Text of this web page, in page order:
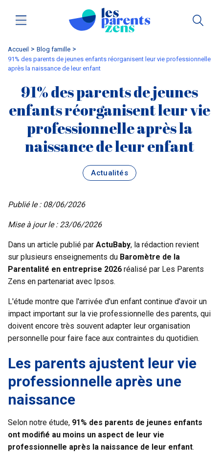
Accueil
blog famille
91% des parents de jeunes enfants réorganisent leur vie professionnelle
après la naissance de leur enfant
91% des parents de jeunes
enfants réorganisent leur vie
professionnelle après la
naissance de leur enfant
Actualités
Publié le : 08/06/2026
Mise à jour le : 23/06/2026
Dans un article publié par ActuBaby, la rédaction revient
sur plusieurs enseignements du Baromètre de la
Parentalité en entreprise 2026 réalisé par Les Parents
Zens en partenariat avec Ipsos.
L'étude montre que l'arrivée d'un enfant continue d'avoir un
impact important sur la vie professionnelle des parents, qui
doivent encore très souvent adapter leur organisation
personnelle pour faire face aux contraintes du quotidien.
Les parents ajustent leur vie
professionnelle après une
naissance
Selon notre étude, 91% des parents de jeunes enfants
ont modifié au moins un aspect de leur vie
professionnelle après la naissance de leur enfant.